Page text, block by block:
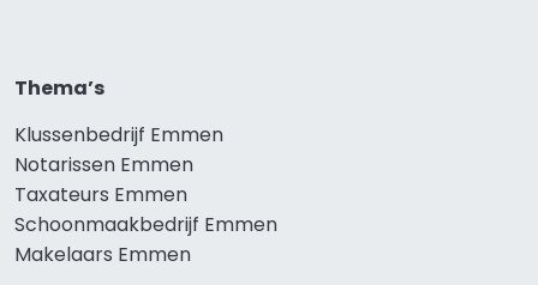
Thema’s
Klussenbedrijf Emmen
Notarissen Emmen
Taxateurs Emmen
Schoonmaakbedrijf Emmen
Makelaars Emmen